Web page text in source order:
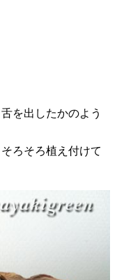
を出したかのよう
ろそろ植え付けて